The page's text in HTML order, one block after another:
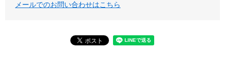
メールでのお問い合わせはこちら